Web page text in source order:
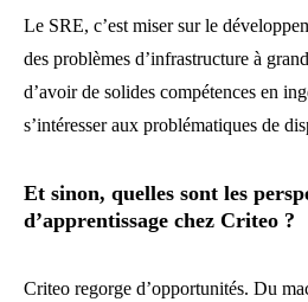
Le SRE, c’est miser sur le
des problèmes d’infrastructure à
d’avoir de solides compétences en
s’intéresser aux problématiques de
Et sinon, quelles sont les
d’apprentissage chez Criteo ?
Criteo regorge d’opportunités. Du